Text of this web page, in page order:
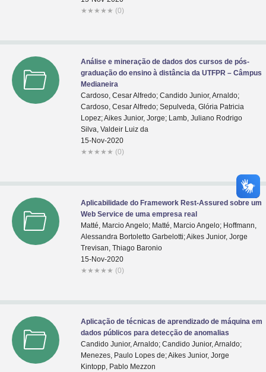
★ ★ ★ ★ ★ (0)
Análise e mineração de dados dos cursos de pós-
graduação do ensino à distância da UTFPR – Câmpus
Medianeira
Cardoso, Cesar Alfredo; Candido Junior, Arnaldo;
Cardoso, Cesar Alfredo; Sepulveda, Glória Patricia
Lopez; Aikes Junior, Jorge; Lamb, Juliano Rodrigo
Silva, Valdeir Luiz da
15-Nov-2020
★ ★ ★ ★ ★ (0)
Aplicabilidade do Framework Rest-Assured sobre um
Web Service de uma empresa real
Matté, Marcio Angelo; Matté, Marcio Angelo; Hoffmann,
Alessandra Bortoletto Garbelotti; Aikes Junior, Jorge
Trevisan, Thiago Baronio
15-Nov-2020
★ ★ ★ ★ ★ (0)
Aplicação de técnicas de aprendizado de máquina em
dados públicos para detecção de anomalias
Candido Junior, Arnaldo; Candido Junior, Arnaldo;
Menezes, Paulo Lopes de; Aikes Junior, Jorge
Kintopp, Pablo Mezzon